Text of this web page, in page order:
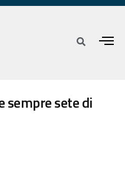
sempre sete di